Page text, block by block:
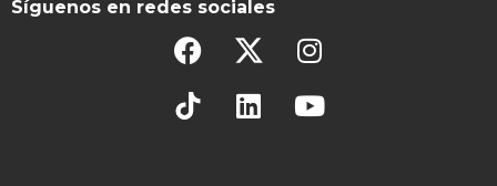
Síguenos en redes sociales